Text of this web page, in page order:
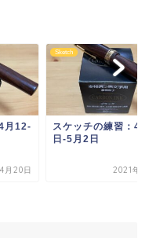
月26
5月3日
Sketch
スケッチの練習：9
日-9月19日
2021年9